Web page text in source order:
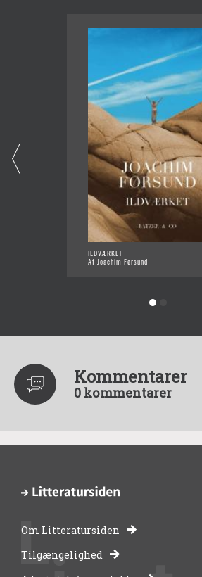
ILDVÆRKET
Af Joachim Førsund
Kommentarer
0 kommentarer
-
Om Litteratursiden
Tilgængelighed